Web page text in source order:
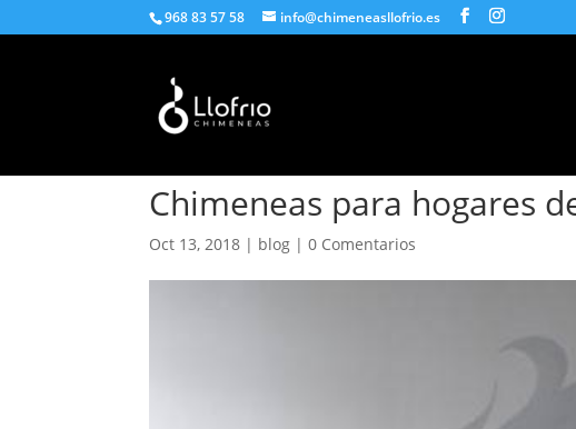
968 83 57 58 info@chimeneasllofrio.es
Chimeneas para hogares
Oct 13, 2018 | blog |0 Comentarios